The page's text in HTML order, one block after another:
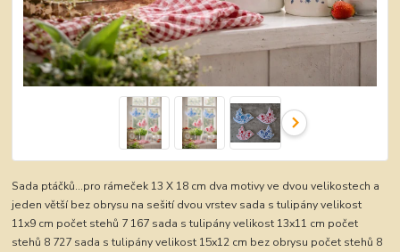
Sada ptáčků...pro rámeček 13 X 18 cm dva motivy ve dvou velikostech a
jeden větší bez obrysu na sešití dvou vrstev sada s tulipány velikost
11x9 cm počet stehů 7 167 sada s tulipány velikost 13x11 cm počet
stehů 8 727 sada s tulipány velikost 15x12 cm bez obrysu počet stehů 8